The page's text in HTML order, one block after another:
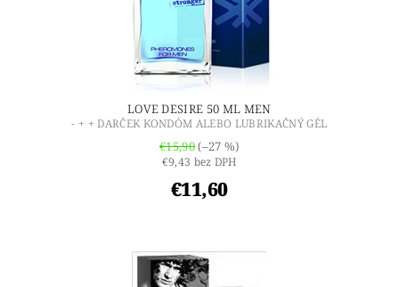
LOVE DESIRE 50 ML MEN
- + + DARČEK KONDÓM ALEBO LUBRIKAČNÝ GÉL
€15,90(–27 %)
€9,43 bez DPH
€11,60